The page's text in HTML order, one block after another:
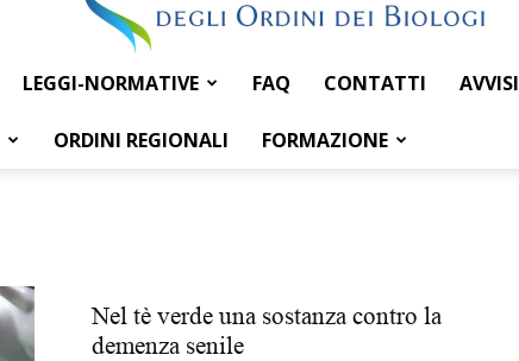
Federazione
LEGGI-NORMATIVE FAQ CONTATTI AVVISI
ORDINI REGIONALI FORMAZIONE
Nel tè verde una sostanza contro la
demenza senile